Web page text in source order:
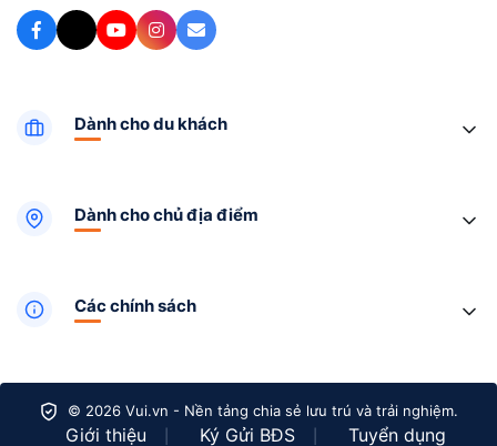
Dành cho du khách
Dành cho chủ địa điểm
Các chính sách
© 2026 Vui.vn - Nền tảng chia sẻ lưu trú và trải nghiệm.
Giới thiệu Ký Gửi BĐS Tuyển dụng